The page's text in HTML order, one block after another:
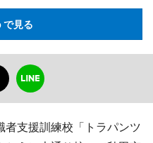
見る
者支援訓練校「トラパンツ